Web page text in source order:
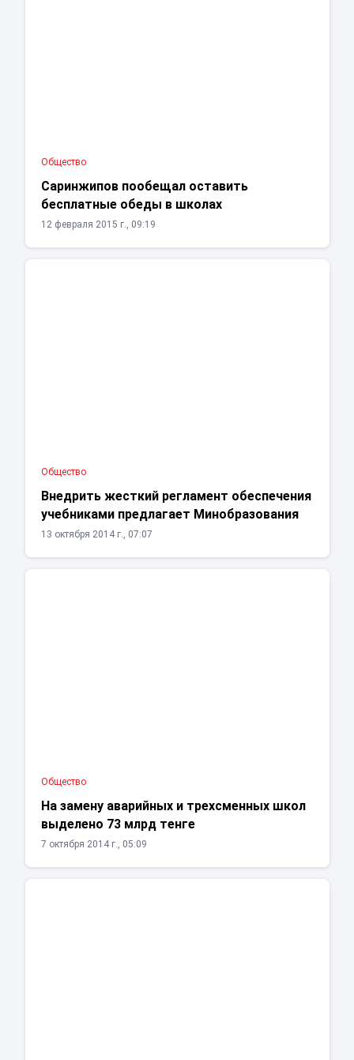
Общество
Cаринжипов пообещал оставить
бесплатные обеды в школах
12 февраля 2015 г., 09:19
Общество
Внедрить жесткий регламент обеспечения
учебниками предлагает Минобразования
13 октября 2014 г., 07:07
Общество
На замену аварийных и трехсменных школ
выделено 73 млрд тенге
7 октября 2014 г., 05:09